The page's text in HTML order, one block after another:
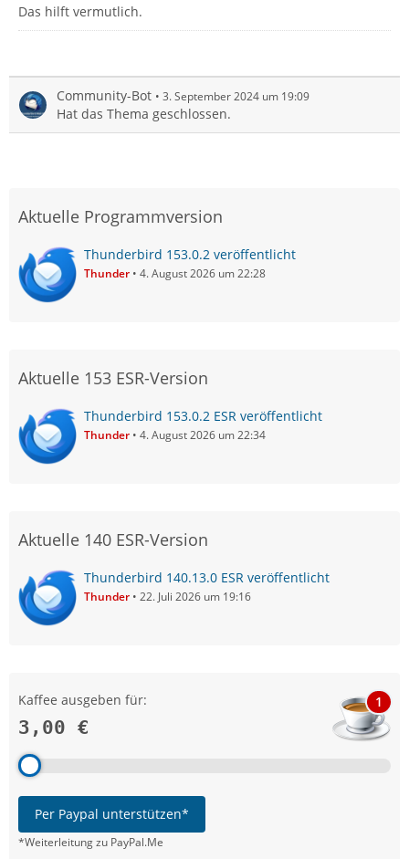
Das hilft vermutlich.
Community-Bot 3. September 2024 um 19:09
Hat das Thema geschlossen.
Aktuelle Programmversion
Thunderbird 153.0.2 veröffentlicht
Thunder 4. August 2026 um 22:28
Aktuelle 153 ESR-Version
Thunderbird 153.0.2 ESR veröffentlicht
Thunder 4. August 2026 um 22:34
Aktuelle 140 ESR-Version
Thunderbird 140.13.0 ESR veröffentlicht
Thunder 22. Juli 2026 um 19:16
Kaffee ausgeben für:
3,00 €
1
Per Paypal unterstützen*
*Weiterleitung zu PayPal.Me